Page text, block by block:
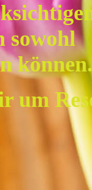
sowohl
um